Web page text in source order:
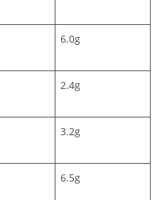
6.0g
2.4g
3.2g
6.5g